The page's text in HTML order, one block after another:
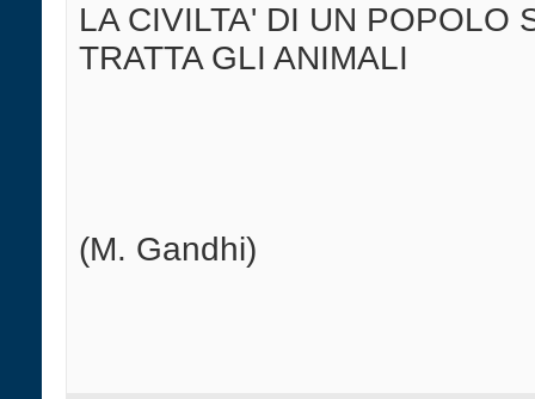
LA CIVILTA' DI UN POPOLO
TRATTA GLI ANIMALI
(M. Gandhi)